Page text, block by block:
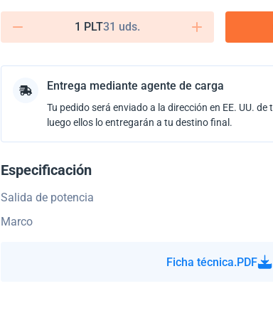
1 PLT31 uds.
Entrega mediante agente de carga
Tu pedido será enviado a la dirección en EE. UU.
luego ellos lo entregarán a tu destino final.
Especificación
Salida de potencia
Marco
Ficha técnica.PDF